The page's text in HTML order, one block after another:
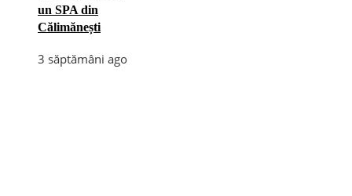
un SPA din
Călimănești
3 săptămâni ago